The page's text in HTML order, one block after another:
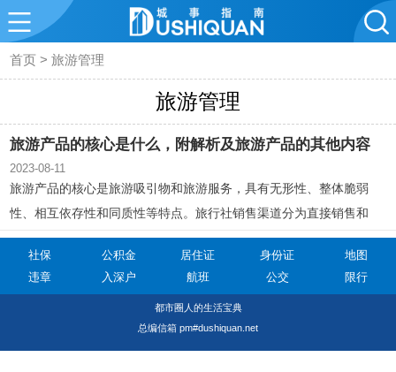
首页 >旅游管理
旅游管理
旅游产品的核心是什么，附解析及旅游产品的其他内容
2023-08-11
旅游产品的核心是旅游吸引物和旅游服务，具有无形性、整体脆弱
性、相互依存性和同质性等特点。旅行社销售渠道分为直接销售和
间接销售，直接销售渠道简便灵活但覆盖面窄，间接销售渠道销售
量大但成本高。旅行社产品形态包括包价旅游、组合旅游和单项服
务，旅行社应扩大宣传网和建立采购网络以保证客源和供应。单项
服务越来越丰富，个性化、人性化和国际化的服务受到重视。
社保 公积金 居住证 身份证
地图
违章
入深户 航班 公交 限行
都市圈人的生活宝典
总编信箱 pm#dushiquan.net